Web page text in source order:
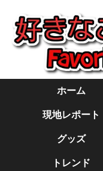
ホーム
現地レポート
グッズ
トレンド